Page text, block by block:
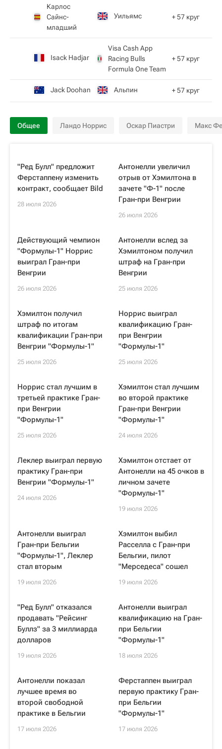
Карлос
Сайнс-
младший
Уильямс + 57 круг
Isack Hadjar
Visa Cash App
Racing Bulls
Formula One Team
+ 57 круг
Jack Doohan Альпин + 57 круг
Общее Ландо Норрис Оскар Пиастри Макс
"Ред Булл" предложит
Ферстаппену изменить
контракт, сообщает Bild
28 июля 2026
Антонелли увеличил
отрыв от Хэмилтона в
зачете "Ф-1" после
Гран-при Венгрии
26 июля 2026
Действующий чемпион
"Формулы-1" Норрис
выиграл Гран-при
Венгрии
26 июля 2026
Антонелли вслед за
Хэмилтоном получил
штраф на Гран-при
Венгрии
25 июля 2026
Хэмилтон получил
штраф по итогам
квалификации Гран-при
Венгрии "Формулы-1"
25 июля 2026
Норрис выиграл
квалификацию Гран-
при Венгрии
"Формулы-1"
25 июля 2026
Норрис стал лучшим в
третьей практике Гран-
при Венгрии
"Формулы-1"
25 июля 2026
Хэмилтон стал лучшим
во второй практике
Гран-при Венгрии
"Формулы-1"
24 июля 2026
Леклер выиграл первую
практику Гран-при
Венгрии "Формулы-1"
24 июля 2026
Хэмилтон отстает от
Антонелли на 45 очков в
личном зачете
"Формулы-1"
19 июля 2026
Антонелли выиграл
Гран-при Бельгии
"Формулы-1", Леклер
стал вторым
19 июля 2026
Хэмилтон выбил
Расселла с Гран-при
Бельгии, пилот
"Мерседеса" сошел
19 июля 2026
"Ред Булл" отказался
продавать "Рейсинг
Буллз" за 3 миллиарда
долларов
19 июля 2026
Антонелли выиграл
квалификацию на Гран-
при Бельгии
"Формулы-1"
18 июля 2026
Антонелли показал
лучшее время во
второй свободной
практике в Бельгии
17 июля 2026
Ферстаппен выиграл
первую практику Гран-
при Бельгии
"Формулы-1"
17 июля 2026